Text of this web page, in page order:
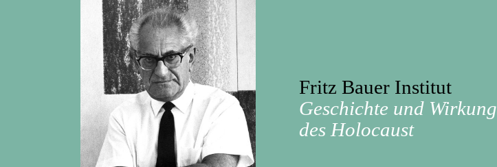
Fritz Bauer Institut
Geschichte und Wirkung
des Holocaust